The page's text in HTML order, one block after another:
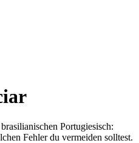
Portugiesisch:
Fehler du vermeiden solltest.